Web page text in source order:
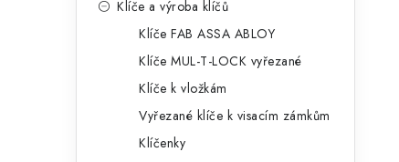
Klíče a výroba klíčů
Klíče FAB ASSA ABLOY
Klíče MUL-T-LOCK vyřezané
Klíče k vložkám
Vyřezané klíče k visacím zámkům
Klíčenky